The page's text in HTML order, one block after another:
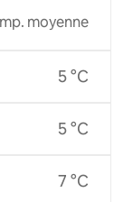
moyenne
5 °C
5 °C
7 °C